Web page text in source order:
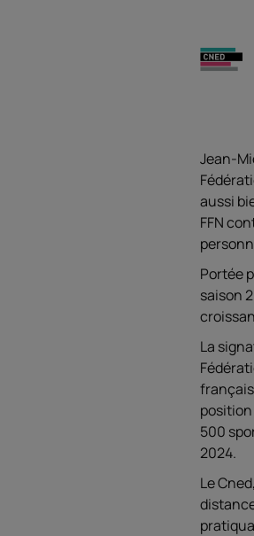
Jean-
aussi
FFN
Portée
saison
La
500
2024.
Le